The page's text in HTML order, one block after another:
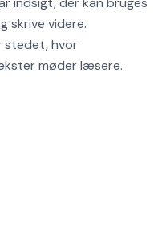
skrive videre.
hvor
møder læsere.